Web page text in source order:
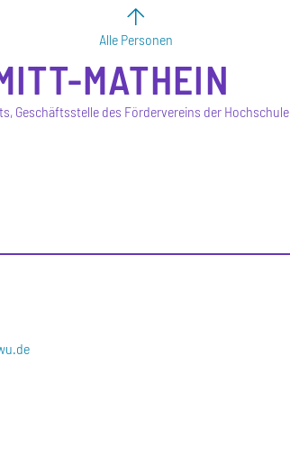
Alle Personen
MATHEIN
Geschäftsstelle des Fördervereins der Hochschule